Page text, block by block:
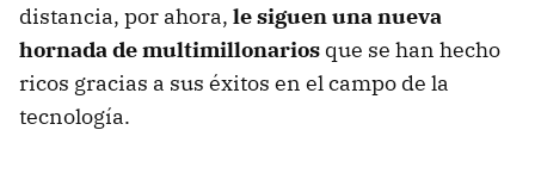
distancia, por ahora, le siguen una nueva
hornada de multimillonarios que se han hecho
ricos gracias a sus éxitos en el campo de la
tecnología.